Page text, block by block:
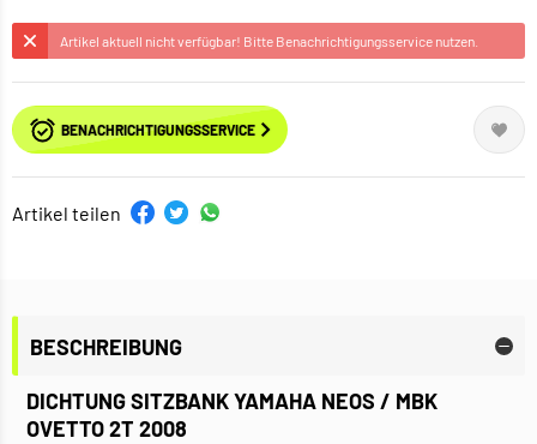
Artikel aktuell nicht verfügbar! Bitte Benachrichtigungsservice nutzen.
BENACHRICHTIGUNGSSERVICE
Artikel teilen
BESCHREIBUNG
DICHTUNG SITZBANK YAMAHA NEOS / MBK
OVETTO 2T 2008